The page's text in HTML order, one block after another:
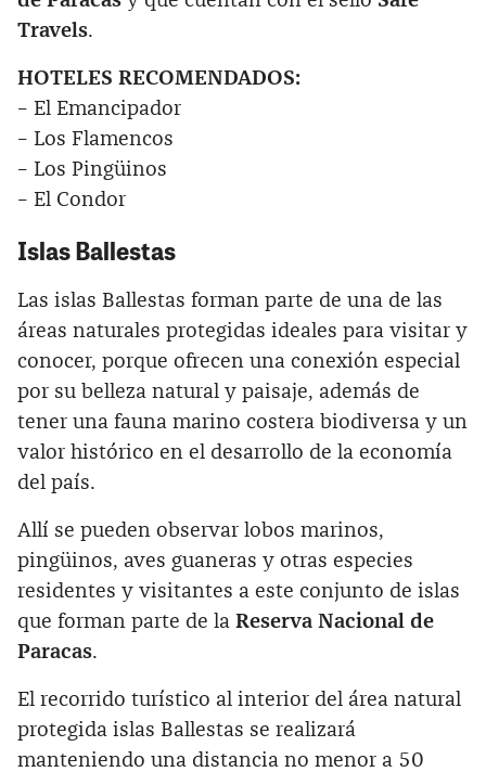
Travels.
HOTELES RECOMENDADOS:
– El Emancipador
– Los Flamencos
– Los Pingüinos
– El Condor
Islas Ballestas
Las islas Ballestas forman parte de una de las
áreas naturales protegidas ideales para visitar y
conocer, porque ofrecen una conexión especial
por su belleza natural y paisaje, además de
tener una fauna marino costera biodiversa y un
valor histórico en el desarrollo de la economía
del país.
Allí se pueden observar lobos marinos,
pingüinos, aves guaneras y otras especies
residentes y visitantes a este conjunto de islas
que forman parte de la Reserva Nacional de
Paracas.
El recorrido turístico al interior del área natural
protegida islas Ballestas se realizará
manteniendo una distancia no menor a 50